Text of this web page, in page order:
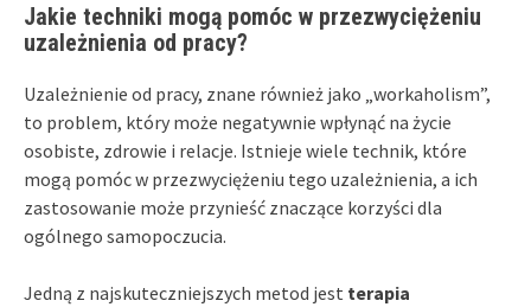
Jakie techniki mogą pomóc w przezwyciężeniu
uzależnienia od pracy?
Uzależnienie od pracy, znane również jako „workaholism”,
to problem, który może negatywnie wpłynąć na życie
osobiste, zdrowie i relacje. Istnieje wiele technik, które
mogą pomóc w przezwyciężeniu tego uzależnienia, a ich
zastosowanie może przynieść znaczące korzyści dla
ogólnego samopoczucia.
Jedną z najskuteczniejszych metod jest terapia